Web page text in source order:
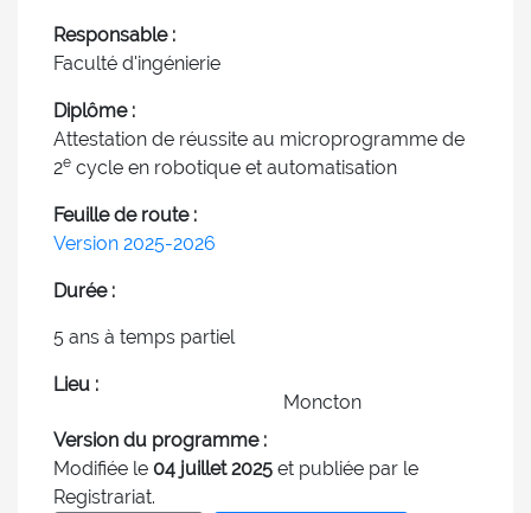
Responsable :
Faculté d'ingénierie
Diplôme :
Attestation de réussite au microprogramme de
2e cycle en robotique et automatisation
Feuille de route :
Version 2025-2026
Durée :
5 ans à temps partiel
Lieu :
Moncton
Version du programme :
Modifiée le 04 juillet 2025 et publiée par le
Registrariat.